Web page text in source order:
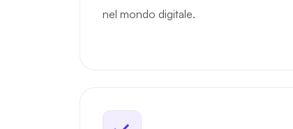
nel mondo digitale.